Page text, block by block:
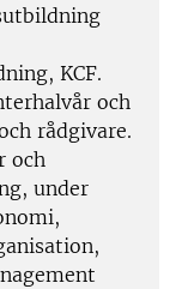
KCF.
och
rådgivare.
och
under